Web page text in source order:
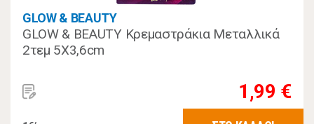
GLOW & BEAUTY
GLOW & BEAUTY Κρεμαστράκια Μεταλλικά
2τεμ 5Χ3,6cm
1,99 €